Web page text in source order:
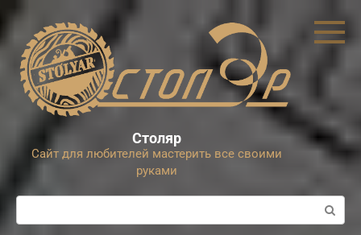
контенту
Столяр
Сайт для любителей мастерить все своими
руками